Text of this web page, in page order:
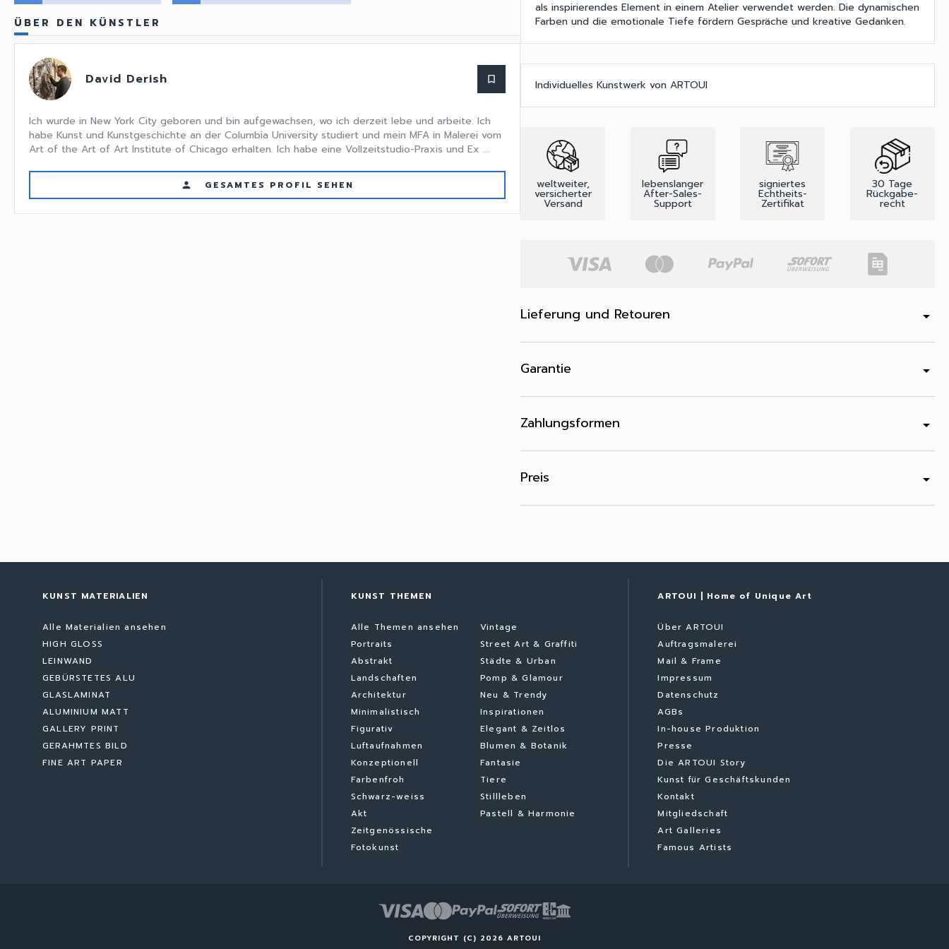
ÜBER DEN KÜNSTLER
David Derish bookmark_border
Ich wurde in New York City geboren und bin aufgewachsen, wo ich derzeit lebe und arbeite. Ich
habe Kunst und Kunstgeschichte an der Columbia University studiert und mein MFA in Malerei vom
Art of the Art of Art Institute of Chicago erhalten. Ich habe eine Vollzeitstudio-Praxis und Ex ...
person GESAMTES PROFIL SEHEN
als inspirierendes Element in einem Atelier verwendet werden. Die dynamischen
Farben und die emotionale Tiefe fördern Gespräche und kreative Gedanken.
Individuelles Kunstwerk von ARTOUI
weltweiter,
versicherter
Versand
lebenslanger
After-Sales-
Support
signiertes
Echtheits-
Zertifikat
30 Tage
Rückgabe-
recht
Lieferung und Retouren arrow_drop_down
Garantie arrow_drop_down
Zahlungsformen arrow_drop_down
Preis arrow_drop_down
KUNST MATERIALIEN
Alle Materialien ansehen
HIGH GLOSS
LEINWAND
GEBÜRSTETES ALU
GLASLAMINAT
ALUMINIUM MATT
GALLERY PRINT
GERAHMTES BILD
FINE ART PAPER
KUNST THEMEN
Alle Themen ansehen
Portraits
Abstrakt
Landschaften
Architektur
Minimalistisch
Figurativ
Luftaufnahmen
Konzeptionell
Farbenfroh
Schwarz-weiss
Akt
Zeitgenössische
Fotokunst
Vintage
Street Art & Graffiti
Städte & Urban
Pomp & Glamour
Neu & Trendy
Inspirationen
Elegant & Zeitlos
Blumen & Botanik
Fantasie
Tiere
Stillleben
Pastell & Harmonie
ARTOUI | Home of Unique Art
Über ARTOUI
Auftragsmalerei
Mail & Frame
Impressum
Datenschutz
AGBs
In-house Produktion
Presse
Die ARTOUI Story
Kunst für Geschäftskunden
Kontakt
Mitgliedschaft
Art Galleries
Famous Artists
COPYRIGHT (C) 2026 ARTOUI